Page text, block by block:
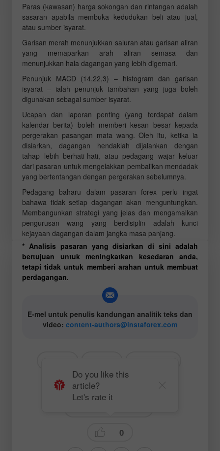
Paras (kawasan) harga sokongan dan rintangan adalah
sasaran apabila membuka kedudukan beli atau jual,
atau sumber isyarat.
Garisan merah menunjukkan saluran atau garisan aliran
yang memaparkan arah aliran semasa dan
menunjukkan hala dagangan yang lebih digemari.
Penunjuk MACD (14,22,3) – histogram dan garisan
isyarat – ialah penunjuk tambahan yang juga boleh
digunakan sebagai sumber isyarat.
Ucapan dan laporan penting (yang terdapat dalam
kalendar berita) boleh memberi kesan besar kepada
pergerakan pasangan mata wang. Oleh itu, ketika ia
disiarkan, dagangan hendaklah dijalankan dengan
tahap lebih berhati-hati, atau pedagang wajar keluar
dari pasaran untuk mengelakkan pembalikan mendadak
yang bertentangan dengan pergerakan sebelumnya.
Pedagang baharu dalam pasaran forex perlu ingat
bahawa tidak setiap dagangan akan menguntungkan.
Membangunkan strategi yang jelas dan mengamalkan
pengurusan wang yang berdisiplin adalah kunci
kejayaan dagangan dalam jangka masa panjang.
* Analisis pasaran yang disiarkan di sini adalah
bertujuan untuk meningkatkan kesedaran anda,
tetapi tidak untuk memberi arahan untuk membuat
perdagangan.
E-mel untuk penulis kandungan analitik teks dan
video: content-authors@instaforex.com
# Untuk pedagang baru
0
Do you like this
article?
Let's rate it